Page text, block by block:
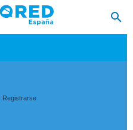
Registrarse